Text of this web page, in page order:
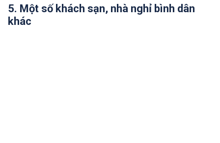
5. Một số khách sạn, nhà nghỉ bình dân
khác